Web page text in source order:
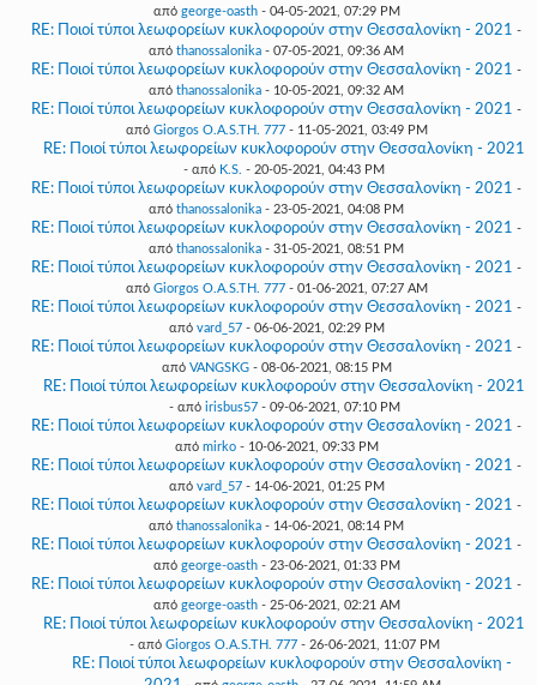
από george-oasth- 04-05-2021, 07:29 PM
RE: Ποιοί τύποι λεωφορείων κυκλοφορούν στην Θεσσαλονίκη - 2021 -
από thanossalonika - 07-05-2021, 09:36 AM
RE: Ποιοί τύποι λεωφορείων κυκλοφορούν στην Θεσσαλονίκη - 2021 -
από thanossalonika - 10-05-2021, 09:32 AM
RE: Ποιοί τύποι λεωφορείων κυκλοφορούν στην Θεσσαλονίκη - 2021 -
από Giorgos O.A.S.TH. 777- 11-05-2021, 03:49 PM
RE: Ποιοί τύποι λεωφορείων κυκλοφορούν στην Θεσσαλονίκη - 2021
- από K.S. - 20-05-2021, 04:43 PM
RE: Ποιοί τύποι λεωφορείων κυκλοφορούν στην Θεσσαλονίκη - 2021 -
από thanossalonika - 23-05-2021, 04:08 PM
RE: Ποιοί τύποι λεωφορείων κυκλοφορούν στην Θεσσαλονίκη - 2021 -
από thanossalonika - 31-05-2021, 08:51 PM
RE: Ποιοί τύποι λεωφορείων κυκλοφορούν στην Θεσσαλονίκη - 2021 -
από Giorgos O.A.S.TH. 777- 01-06-2021, 07:27 AM
RE: Ποιοί τύποι λεωφορείων κυκλοφορούν στην Θεσσαλονίκη - 2021 -
από vard_57- 06-06-2021, 02:29 PM
RE: Ποιοί τύποι λεωφορείων κυκλοφορούν στην Θεσσαλονίκη - 2021 -
από VANGSKG- 08-06-2021, 08:15 PM
RE: Ποιοί τύποι λεωφορείων κυκλοφορούν στην Θεσσαλονίκη - 2021
- από irisbus57- 09-06-2021, 07:10 PM
RE: Ποιοί τύποι λεωφορείων κυκλοφορούν στην Θεσσαλονίκη - 2021 -
από mirko- 10-06-2021, 09:33 PM
RE: Ποιοί τύποι λεωφορείων κυκλοφορούν στην Θεσσαλονίκη - 2021 -
από vard_57- 14-06-2021, 01:25 PM
RE: Ποιοί τύποι λεωφορείων κυκλοφορούν στην Θεσσαλονίκη - 2021 -
από thanossalonika - 14-06-2021, 08:14 PM
RE: Ποιοί τύποι λεωφορείων κυκλοφορούν στην Θεσσαλονίκη - 2021 -
από george-oasth- 23-06-2021, 01:33 PM
RE: Ποιοί τύποι λεωφορείων κυκλοφορούν στην Θεσσαλονίκη - 2021 -
από george-oasth- 25-06-2021, 02:21 AM
RE: Ποιοί τύποι λεωφορείων κυκλοφορούν στην Θεσσαλονίκη - 2021
- από Giorgos O.A.S.TH. 777- 26-06-2021, 11:07 PM
RE: Ποιοί τύποι λεωφορείων κυκλοφορούν στην Θεσσαλονίκη -